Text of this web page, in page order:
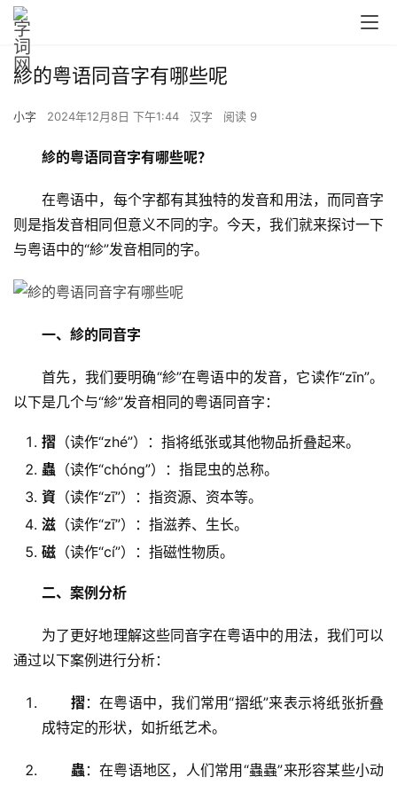
紾的粤语同音字有哪些呢
小字 2024年12月8日 下午1:44 汉字 阅读 9
紾的粤语同音字有哪些呢？
在粤语中，每个字都有其独特的发音和用法，而同音字
则是指发音相同但意义不同的字。今天，我们就来探讨一下
与粤语中的“紾”发音相同的字。
一、紾的同音字
首先，我们要明确“紾”在粤语中的发音，它读作“zīn”。
以下是几个与“紾”发音相同的粤语同音字：
摺 （读作“zhé”）：指将纸张或其他物品折叠起来。
蟲 （读作“chóng”）：指昆虫的总称。
資 （读作“zī”）：指资源、资本等。
滋 （读作“zī”）：指滋养、生长。
磁 （读作“cí”）：指磁性物质。
二、案例分析
为了更好地理解这些同音字在粤语中的用法，我们可以
通过以下案例进行分析：
摺 ：在粤语中，我们常用“摺纸”来表示将纸张折叠
成特定的形状，如折纸艺术。
蟲 ：在粤语地区，人们常用“蟲蟲”来形容某些小动